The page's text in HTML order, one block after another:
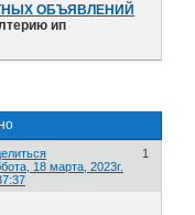
ОБЪЯВЛЕНИЙ
ип
1
18 марта, 2023г.